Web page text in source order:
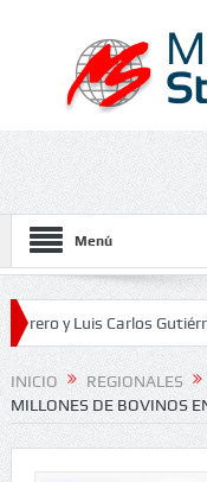
Menú
Carlos Gutiérrez
Nacionales 2026
INICIO REGIONALES
MILLONES DE BOVINOS